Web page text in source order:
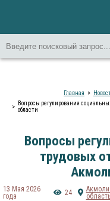
Главная
Вопросы регулирования
области
Вопросы
трудовых
13 Мая 2026
года
24
область